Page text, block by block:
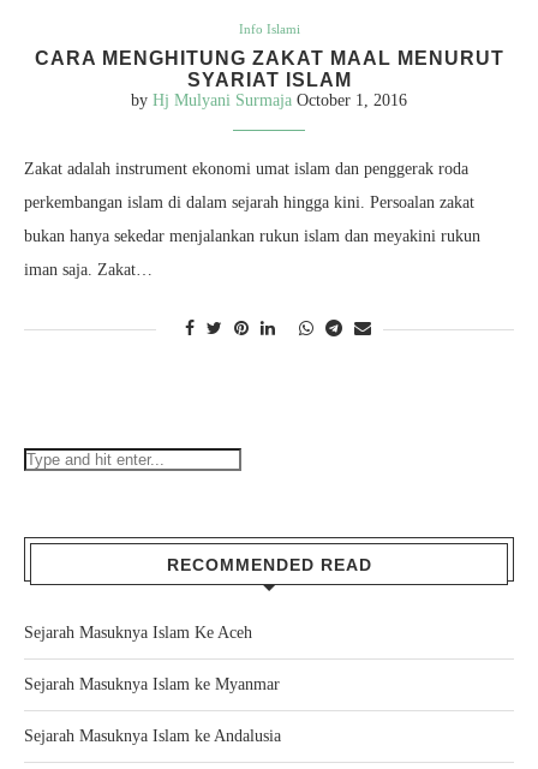
Info Islami
CARA MENGHITUNG ZAKAT MAAL MENURUT
SYARIAT ISLAM
by Hj Mulyani Surmaja October 1, 2016
Zakat adalah instrument ekonomi umat islam dan penggerak roda
perkembangan islam di dalam sejarah hingga kini. Persoalan zakat
bukan hanya sekedar menjalankan rukun islam dan meyakini rukun
iman saja. Zakat…
RECOMMENDED READ
Sejarah Masuknya Islam Ke Aceh
Sejarah Masuknya Islam ke Myanmar
Sejarah Masuknya Islam ke Andalusia